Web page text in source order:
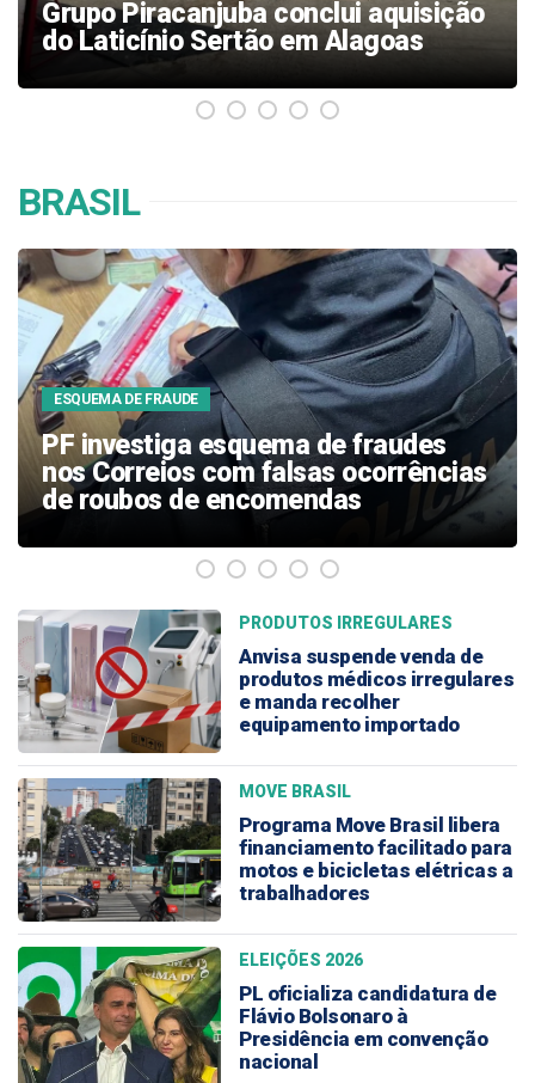
instabilidade e dívidas entre
motoristas de app
BRASIL
INVESTIGAÇÃO
Flávio Dino autoriza nova
investigação contra Lulinha, filho de
Lula
PRODUTOS IRREGULARES
Anvisa suspende venda de
produtos médicos irregulares
e manda recolher
equipamento importado
MOVE BRASIL
Programa Move Brasil libera
financiamento facilitado para
motos e bicicletas elétricas a
trabalhadores
ELEIÇÕES 2026
PL oficializa candidatura de
Flávio Bolsonaro à
Presidência em convenção
nacional